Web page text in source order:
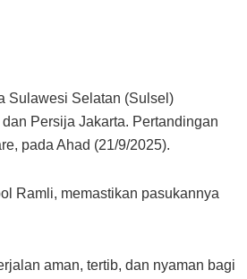
Sulawesi Selatan (Sulsel)
Persija Jakarta. Pertandingan
pada Ahad (21/9/2025).
Ramli, memastikan pasukannya
aman, tertib, dan nyaman bagi